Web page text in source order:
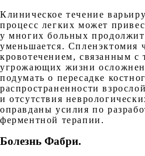
Клиническое течение
процесс легких может
у многих больных
уменьшается. Спленэктомия
кровотечением, связанным
угрожающих жизни
подумать о пересадке
распространенности
и отсутствия
оправданы усилия по
ферментной терапии.
Болезнь Фабри.